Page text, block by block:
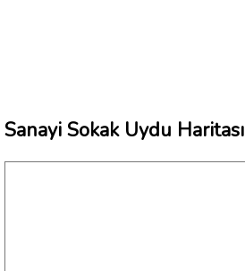
Sanayi Sokak Uydu Haritası